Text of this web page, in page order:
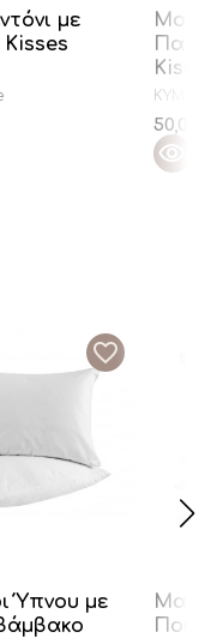
με
Μονή
KYMA
50,00
Ύπνου με